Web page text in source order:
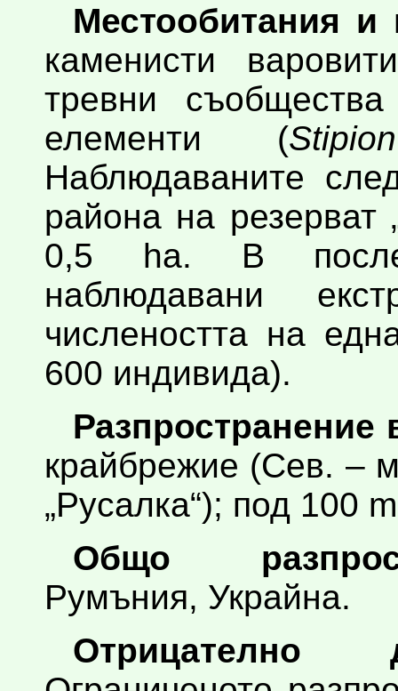
Местообитания и
каменисти
тревни
елементи (
Наблюдаваните
района на резерват
0,5 ha. В
наблюдавани
числеността на
600 индивида).
Разпространение
крайбрежие (Сев. –
„Русалка“); под 100
Общо
Румъния, Украйна.
Отрицателно